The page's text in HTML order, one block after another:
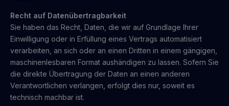
Recht auf Datenübertragbarkeit
Sie haben das Recht, Daten, die wir auf Grundlage Ihrer
Einwilligung oder in Erfüllung eines Vertrags automatisiert
verarbeiten, an sich oder an einen Dritten in einem gängigen,
maschinenlesbaren Format aushändigen zu lassen. Sofern Sie
die direkte Übertragung der Daten an einen anderen
Verantwortlichen verlangen, erfolgt dies nur, soweit es
technisch machbar ist.